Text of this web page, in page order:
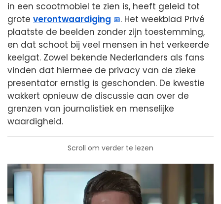
in een scootmobiel te zien is, heeft geleid tot
grote verontwaardiging
. Het weekblad Privé
plaatste de beelden zonder zijn toestemming,
en dat schoot bij veel mensen in het verkeerde
keelgat. Zowel bekende Nederlanders als fans
vinden dat hiermee de privacy van de zieke
presentator ernstig is geschonden. De kwestie
wakkert opnieuw de discussie aan over de
grenzen van journalistiek en menselijke
waardigheid.
Scroll om verder te lezen